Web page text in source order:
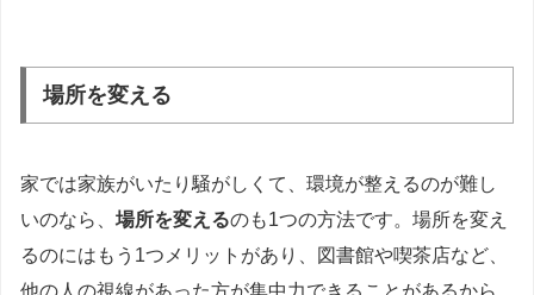
場所を変える
家では家族がいたり騒がしくて、環境が整えるのが難し
いのなら、 場所を変えるのも1つの方法です。場所を変え
るのにはもう1つメリットがあり、図書館や喫茶店など、
他の人の視線があった方が集中力できることがあるから